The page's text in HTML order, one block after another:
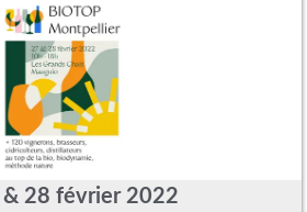
28 février 2022